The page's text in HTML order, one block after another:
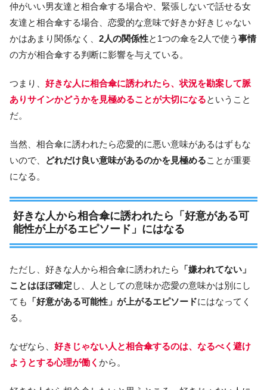
仲がいい男友達と相合傘する場合や、緊張しないで話せる女
友達と相合傘する場合、恋愛的な意味で好きか好きじゃない
かはあまり関係なく、 2人の関係性と1つの傘を2人で使う 事情
の方が相合傘する判断に影響を与えている。
つまり、 好きな人に相合傘に誘われたら、状況を勘案して脈
ありサインかどうかを見極めることが大切になるということ
だ。
当然、相合傘に誘われたら恋愛的に悪い意味があるはずもな
いので、
どれだけ良い意味があるのかを見極めることが重要
になる。
好きな人から相合傘に誘われたら「好意がある可
能性が上がるエピソード」にはなる
ただし、好きな人から相合傘に誘われたら
「嫌われてない」
ことはほぼ確定 し、人としての意味か恋愛の意味かは別にし
ても
「好意がある可能性」が上がるエピソードにはなってく
る。
なぜなら、 好きじゃない人と相合傘するのは、なるべく避け
ようとする心理が働く から。